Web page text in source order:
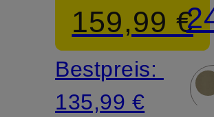
159,99 €
Bestpreis:
135,99 €